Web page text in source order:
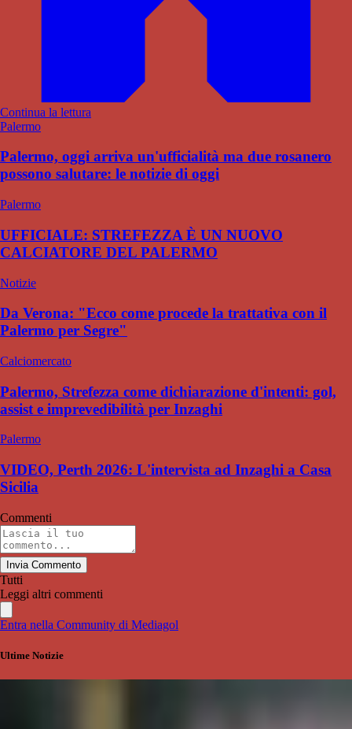
Continua la lettura
Palermo
Palermo, oggi arriva un'ufficialità ma due rosanero
possono salutare: le notizie di oggi
Palermo
UFFICIALE: STREFEZZA È UN NUOVO
CALCIATORE DEL PALERMO
Notizie
Da Verona: "Ecco come procede la trattativa con il
Palermo per Segre"
Calciomercato
Palermo, Strefezza come dichiarazione d'intenti: gol,
assist e imprevedibilità per Inzaghi
Palermo
VIDEO, Perth 2026: L'intervista ad Inzaghi a Casa
Sicilia
Commenti
Invia Commento
Tutti
Leggi altri commenti
Entra nella Community di Mediagol
Ultime Notizie